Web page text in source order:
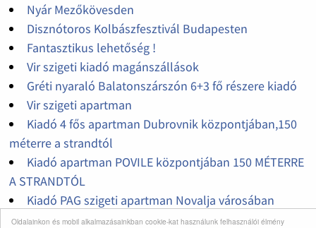
Oldalainkon és mobil alkalmazásainkban cookie-kat használunk felhasználói élmény
Nyár Mezőkövesden
Disznótoros Kolbászfesztivál Budapesten
Fantasztikus lehetőség !
Vir szigeti kiadó magánszállások
Gréti nyaraló Balatonszárszón 6+3 fő részere kiadó
Vir szigeti apartman
Kiadó 4 fős apartman Dubrovnik központjában,150
méterre a strandtól
Kiadó apartman POVILE központjában 150 MÉTERRE
A STRANDTÓL
Kiadó PAG szigeti apartman Novalja városában
Kiadó KRK szigeti apartman BASKA KÖZPONTJÁBAN